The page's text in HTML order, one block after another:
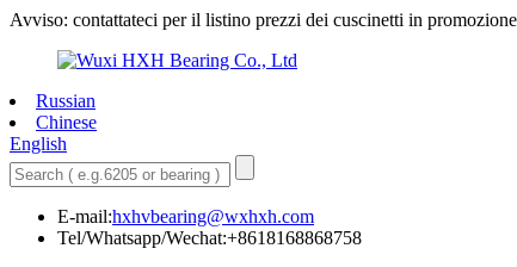
Avviso: contattateci per il listino prezzi dei cuscinetti in
Russian
Chinese
English
E-mail:hxhvbearing@wxhxh.com
Tel/Whatsapp/Wechat:+8618168868758